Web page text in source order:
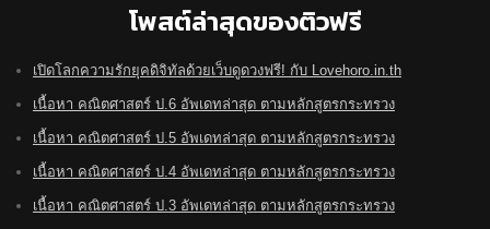
โพสต์ล่าสุดของติวฟรี
เปิดโลกความรักยุคดิจิทัลด้วยเว็บดูดวงฟรี! กับ Lovehoro.in.th
เนื้อหา คณิตศาสตร์ ป.6 อัพเดทล่าสุด ตามหลักสูตรกระทรวง
เนื้อหา คณิตศาสตร์ ป.5 อัพเดทล่าสุด ตามหลักสูตรกระทรวง
เนื้อหา คณิตศาสตร์ ป.4 อัพเดทล่าสุด ตามหลักสูตรกระทรวง
เนื้อหา คณิตศาสตร์ ป.3 อัพเดทล่าสุด ตามหลักสูตรกระทรวง